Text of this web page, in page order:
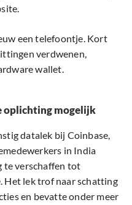
een telefoontje. Kort
verdwenen,
wallet.
oplichting mogelijk
datalek bij Coinbase,
in India
te verschaffen tot
Het lek trof naar schatting
en bevatte onder meer